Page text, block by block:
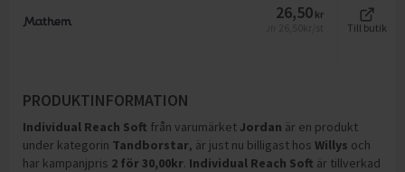
26,50 kr
Till butik
PRODUKTINFORMATION
Individual Reach Soft från varumärket Jordan är en produkt
under kategorin Tandborstar, är just nu billigast hos Willys och
har kampanjpris 2 för30,00kr. Individual Reach Soft är tillverkad